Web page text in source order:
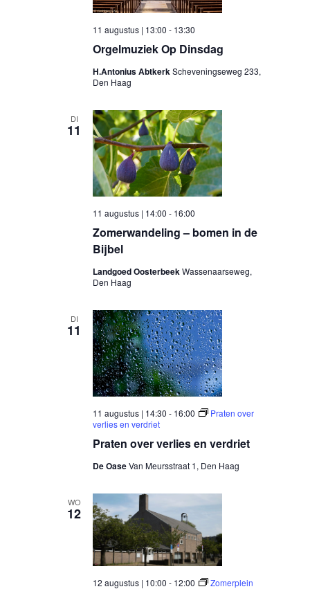
Orgelmuziek Op Dinsdag
11 augustus | 13:00 - 13:30
H.Antonius AbtkerkScheveningseweg 233,
Den Haag
DI
11
Zomerwandeling – bomen in de
Bijbel
11 augustus | 14:00 - 16:00
Landgoed OosterbeekWassenaarseweg,
Den Haag
DI
11
Praten over verlies en verdriet
11 augustus | 14:30 - 16:00
Praten over
verlies en verdriet
De OaseVan Meursstraat 1, Den Haag
WO
12
12 augustus | 10:00 - 12:00 Zomerplein